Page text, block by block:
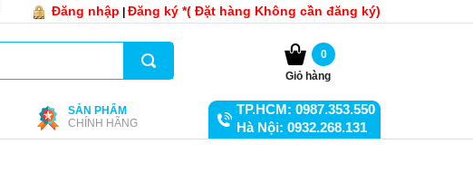
Đăng nhập Đăng ký *( Đặt hàng Không cần đăng ký)
0
Giỏ hàng
SẢN PHẨM
CHÍNH HÃNG
TP.HCM: 0987.353.550
Hà Nội: 0932.268.131